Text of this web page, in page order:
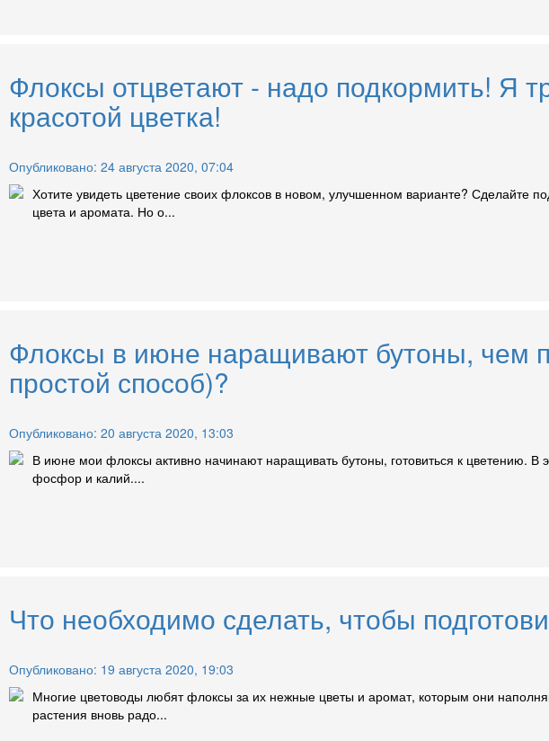
Флоксы отцветают - надо подкормить! Я
красотой цветка!
Опубликовано: 24 августа 2020, 07:04
Хотите увидеть цветение своих флоксов в новом, улучшенном варианте? Сделайте
цвета и аромата. Но о...
Флоксы в июне наращивают бутоны, чем
простой способ)?
Опубликовано: 20 августа 2020, 13:03
В июне мои флоксы активно начинают наращивать бутоны, готовиться к цветению.
фосфор и калий....
Что необходимо сделать, чтобы
Опубликовано: 19 августа 2020, 19:03
Многие цветоводы любят флоксы за их нежные цветы и аромат, которым они
растения вновь радо...